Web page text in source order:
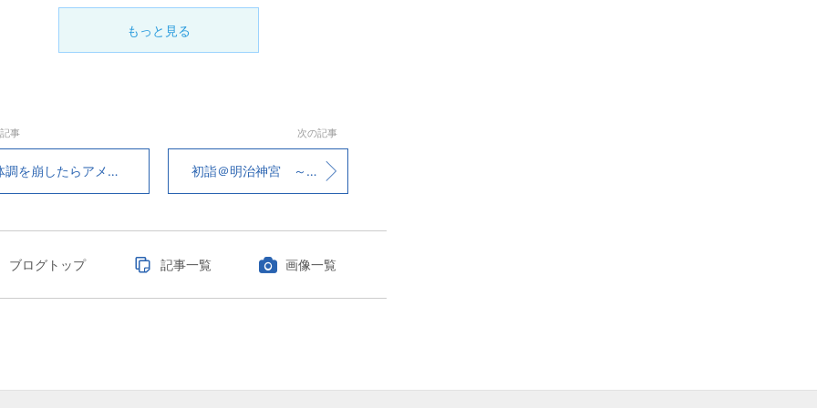
もっと見る
事
を崩したらアメリカで食べられているもの
次の記事
初詣＠明治神宮 ～続き～
ブログトップ 記事一覧 画像一覧